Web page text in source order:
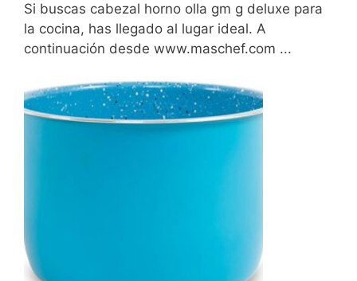
Si buscas cabezal horno olla gm g deluxe para
la cocina, has llegado al lugar ideal. A
continuación desde www.maschef.com ...